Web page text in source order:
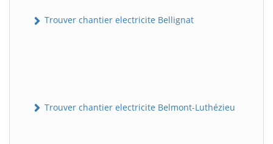
Trouver chantier electricite Bellignat
Trouver chantier electricite Belmont-Luthézieu